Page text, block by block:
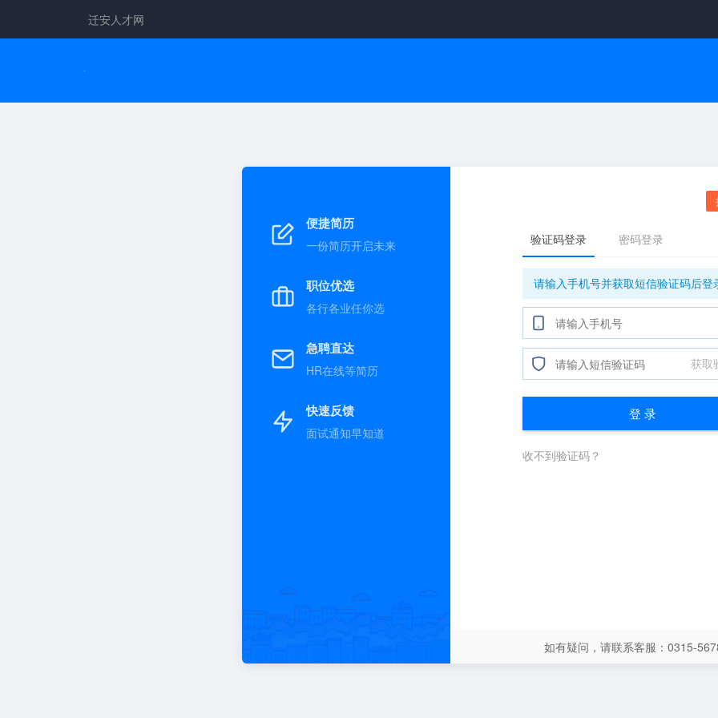
迁安人才网
便捷简历
一份简历开启未来
职位优选
各行各业任你选
急聘直达
HR在线等简历
快速反馈
面试通知早知道
如有疑问，请联系客服：0315-